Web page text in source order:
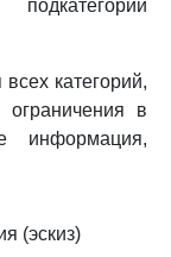
категорий,
ограничения в
информация,
(эскиз)